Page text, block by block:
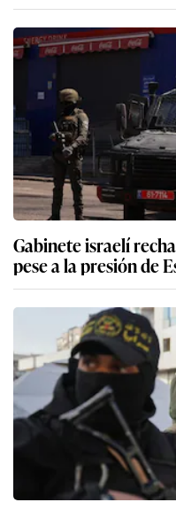
Gabinete israelí
pese a la presión de